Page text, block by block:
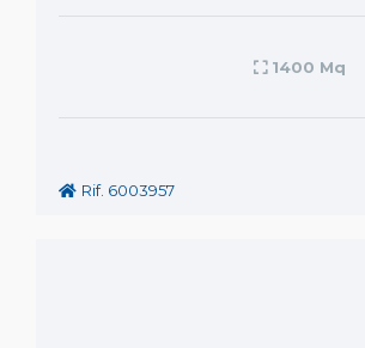
1400 Mq
Rif. 6003957